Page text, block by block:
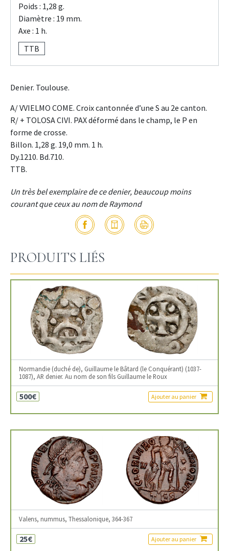
Poids : 1,28 g.
Diamètre : 19 mm.
Axe : 1 h.
TTB
Denier. Toulouse.
A/ VVIELMO COME. Croix cantonnée d’une S au 2e canton.
R/ + TOLOSA CIVI. PAX déformé dans le champ, le P en
forme de crosse.
Billon. 1,28 g. 19,0 mm. 1 h.
Dy.1210. Bd.710.
TTB.
Un très bel exemplaire de ce denier, beaucoup moins
courant que ceux au nom de Raymond
PRODUITS LIÉS
Normandie (duché de), Guillaume le Bâtard (le Conquérant) (1037-
1087), AR denier. Au nom de son fils Guillaume le Roux
500€ Ajouter au panier
Valens, nummus, Thessalonique, 364-367
25€ Ajouter au panier